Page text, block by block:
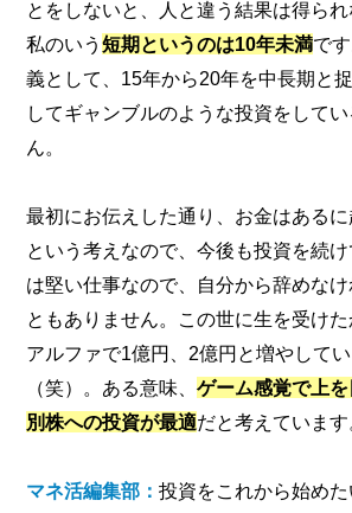
とをしないと、人と違う結果は得られ
私のいう短期というのは10年未満で
義として、15年から20年を中長期と
してギャンブルのような投資をして
ん。
最初にお伝えした通り、お金はある
という考えなので、今後も投資を続
は堅い仕事なので、自分から辞めな
ともありません。この世に生を受け
アルファで1億円、2億円と増やして
（笑）。ある意味、ゲーム感覚で上
別株への投資が最適だと考えています
マネ活編集部：投資をこれから始め